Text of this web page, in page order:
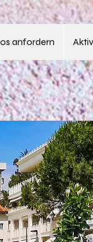
anfordern